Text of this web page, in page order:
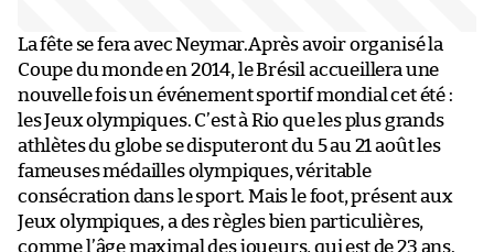
La fête se fera avec Neymar.Après avoir organisé la
Coupe du monde en 2014, le Brésil accueillera une
nouvelle fois un événement sportif mondial cet été :
les Jeux olympiques. C’est à Rio que les plus grands
athlètes du globe se disputeront du 5 au 21 août les
fameuses médailles olympiques, véritable
consécration dans le sport. Mais le foot, présent aux
Jeux olympiques, a des règles bien particulières,
comme l’âge maximal des joueurs, qui est de 23 ans.